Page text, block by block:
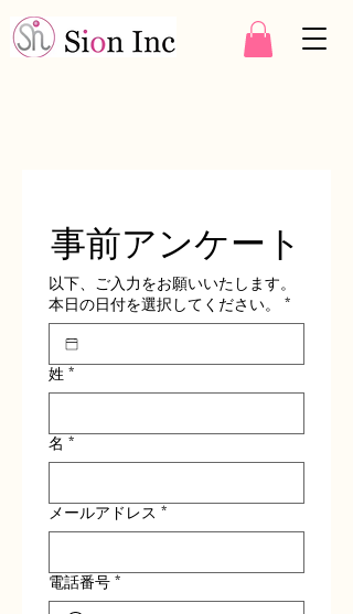
事前アンケート
以下、ご入力をお願いいたします。
本日の日付を選択してください。
*
姓 *
名 *
メールアドレス *
電話番号 *